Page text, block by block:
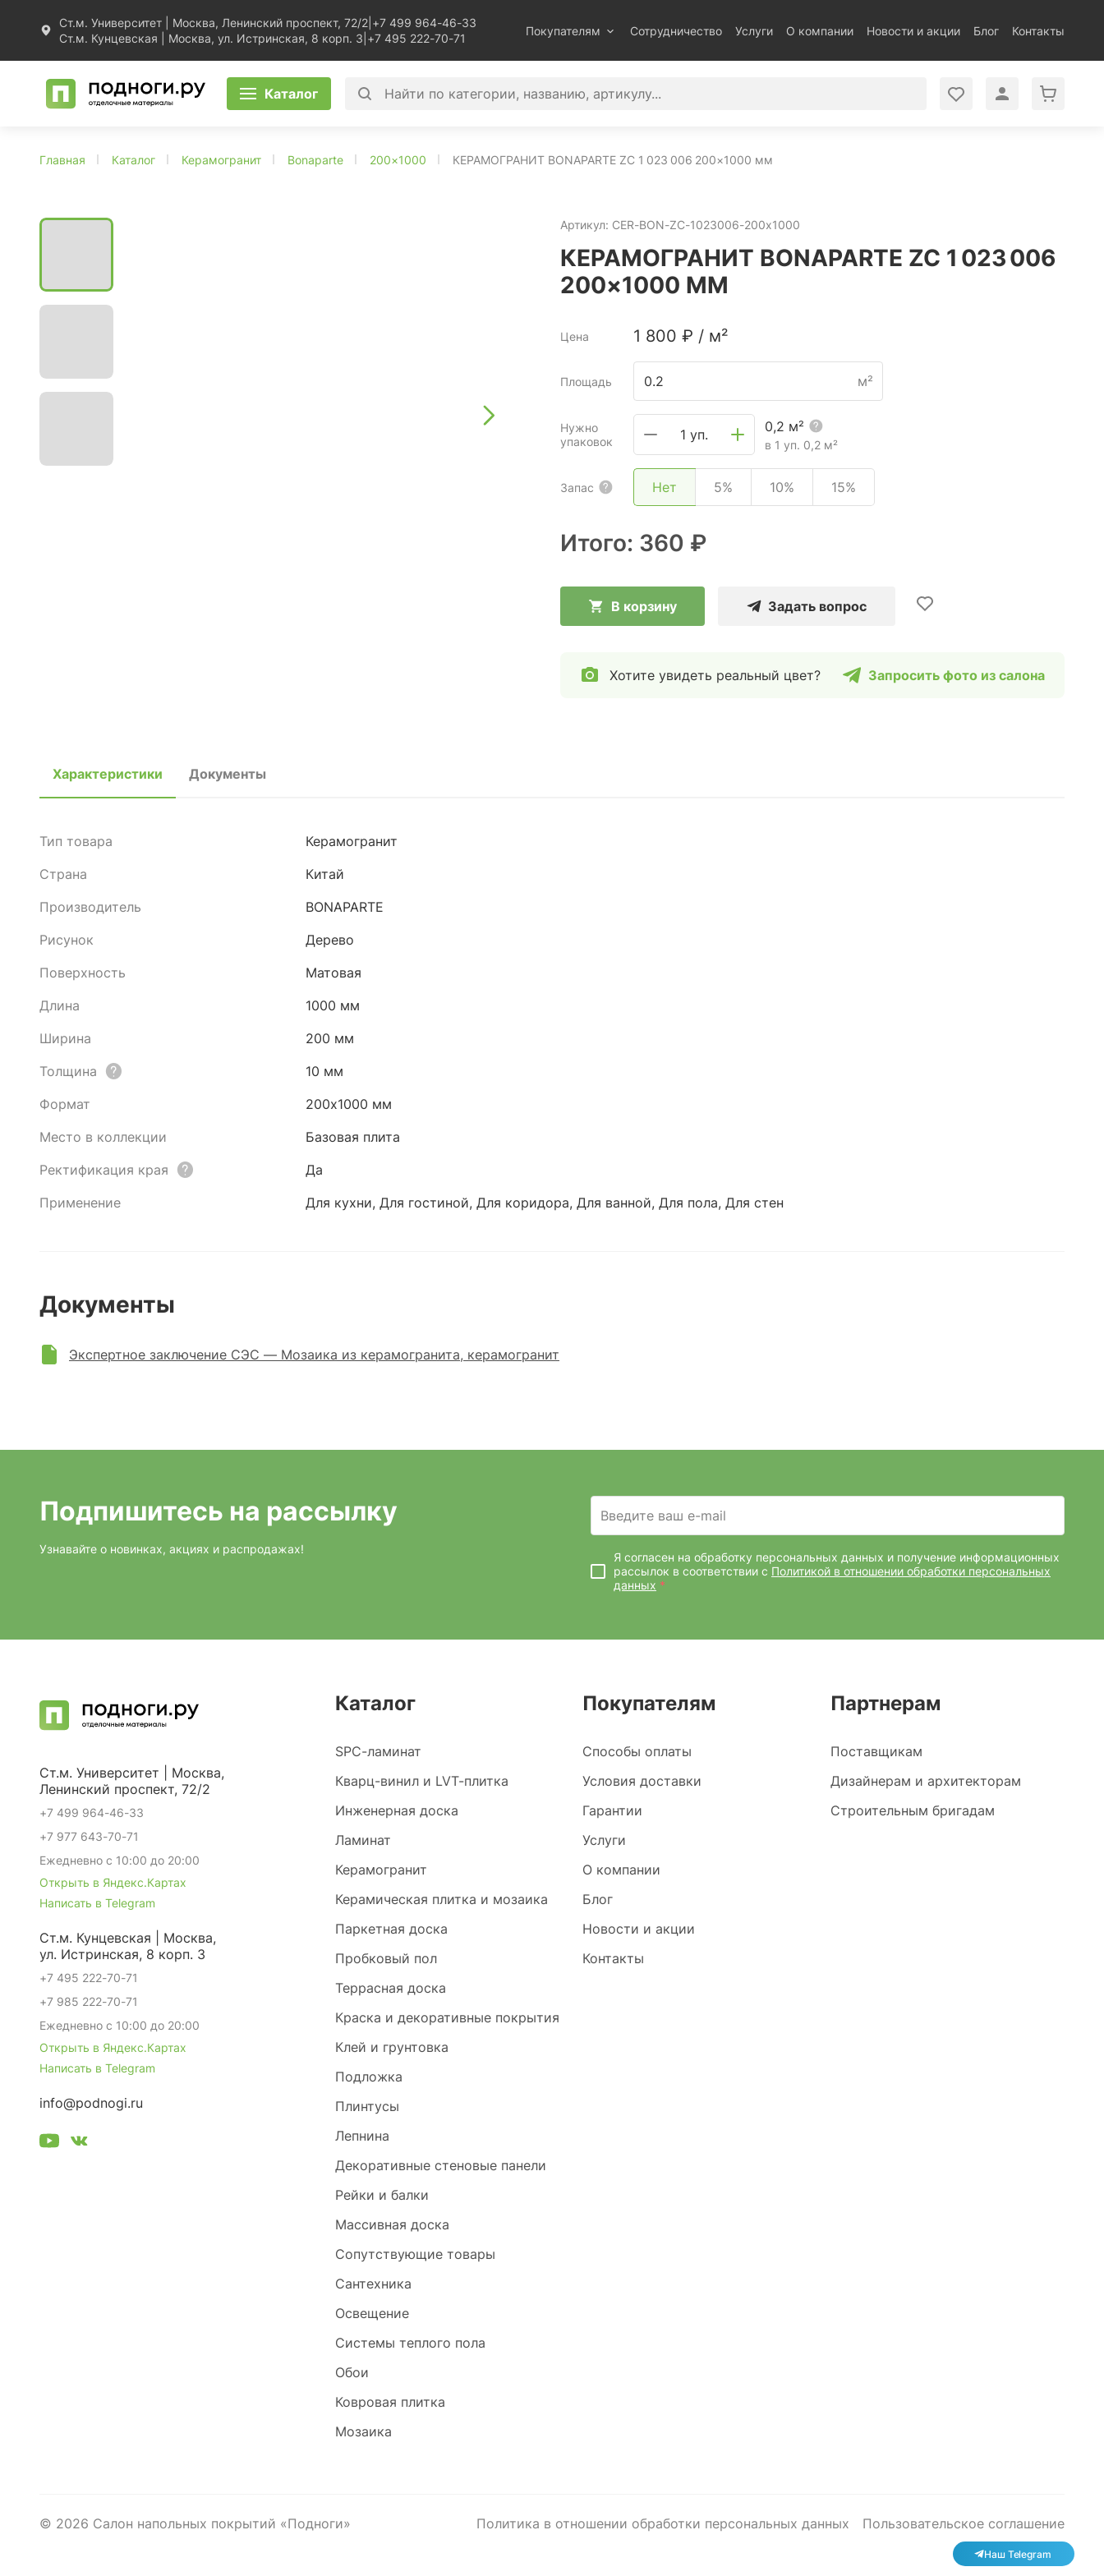
Ст.м. Университет | Москва, Ленинский проспект, 72/2 +7 499 964-46-33
Ст.м. Кунцевская | Москва, ул. Истринская, 8 корп. 3 +7 495 222-70-71
Покупателям Сотрудничество Услуги О компании Новости и акции Блог Контакты
Каталог
Главная Каталог Керамогранит Bonaparte 200×1000 КЕРАМОГРАНИТ BONAPARTE ZC 1 023 006 200×1000 мм
Артикул: CER-BON-ZC-1023006-200х1000
КЕРАМОГРАНИТ BONAPARTE ZC 1 023 006
200×1000 ММ
Цена 1 800 ₽ / м²
Площадь м²
Нужно
упаковок
1 уп.
0,2 м²
в 1 уп. 0,2 м²
Запас Нет 5% 10% 15%
Итого: 360 ₽
В корзину Задать вопрос
Хотите увидеть реальный цвет? Запросить фото из салона
Характеристики Документы
Тип товара
Керамогранит
Страна
Китай
Производитель
BONAPARTE
Рисунок
Дерево
Поверхность
Матовая
Длина
1000 мм
Ширина
200 мм
Толщина
10 мм
Формат
200х1000 мм
Место в коллекции
Базовая плита
Ректификация края
Да
Применение
Для кухни, Для гостиной, Для коридора, Для ванной, Для пола, Для стен
Документы
Экспертное заключение СЭС — Мозаика из керамогранита, керамогранит
Наш Telegram
Подпишитесь на рассылку
Узнавайте о новинках, акциях и распродажах!
Введите ваш e-mail
Я согласен на обработку персональных данных и получение информационных
рассылок в соответствии с Политикой в отношении обработки персональных
данных *
Каталог
SPC-ламинат
Кварц-винил и LVT-плитка
Инженерная доска
Ламинат
Керамогранит
Керамическая плитка и мозаика
Паркетная доска
Пробковый пол
Террасная доска
Краска и декоративные покрытия
Клей и грунтовка
Подложка
Плинтусы
Лепнина
Декоративные стеновые панели
Рейки и балки
Массивная доска
Сопутствующие товары
Сантехника
Освещение
Системы теплого пола
Обои
Ковровая плитка
Мозаика
Покупателям
Способы оплаты
Условия доставки
Гарантии
Услуги
О компании
Блог
Новости и акции
Контакты
Партнерам
Поставщикам
Дизайнерам и архитекторам
Строительным бригадам
Ст.м. Университет | Москва,
Ленинский проспект, 72/2
+7 499 964-46-33
+7 977 643-70-71
Ежедневно с 10:00 до 20:00
Открыть в Яндекс.Картах
Написать в Telegram
Ст.м. Кунцевская | Москва,
ул. Истринская, 8 корп. 3
+7 495 222-70-71
+7 985 222-70-71
Ежедневно с 10:00 до 20:00
Открыть в Яндекс.Картах
Написать в Telegram
info@podnogi.ru
© 2026 Салон напольных покрытий «Подноги» Политика в отношении обработки персональных данных Пользовательское соглашение